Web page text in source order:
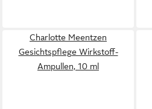
Charlotte Meentzen
Gesichtspflege Wirkstoff-
Ampullen, 10 ml